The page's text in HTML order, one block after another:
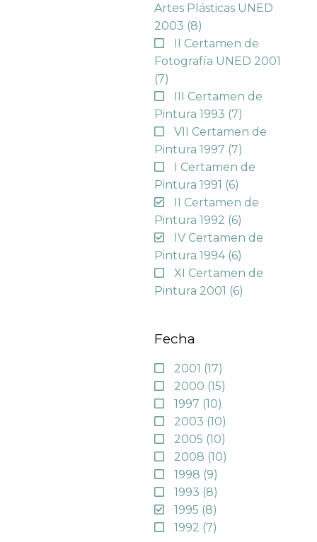
Artes Plásticas UNED
2003 (8)
II Certamen de
Fotografía UNED 2001
(7)
III Certamen de
Pintura 1993 (7)
VII Certamen de
Pintura 1997 (7)
I Certamen de
Pintura 1991 (6)
II Certamen de
Pintura 1992 (6)
IV Certamen de
Pintura 1994 (6)
XI Certamen de
Pintura 2001 (6)
Fecha
2001 (17)
2000 (15)
1997 (10)
2003 (10)
2005 (10)
2008 (10)
1998 (9)
1993 (8)
1995 (8)
1992 (7)